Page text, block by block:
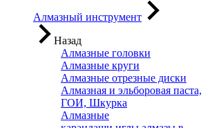
Алмазный инструмент
Назад
Алмазные головки
Алмазные круги
Алмазные отрезные диски
Алмазная и эльборовая паста,
ГОИ, Шкурка
Алмазные